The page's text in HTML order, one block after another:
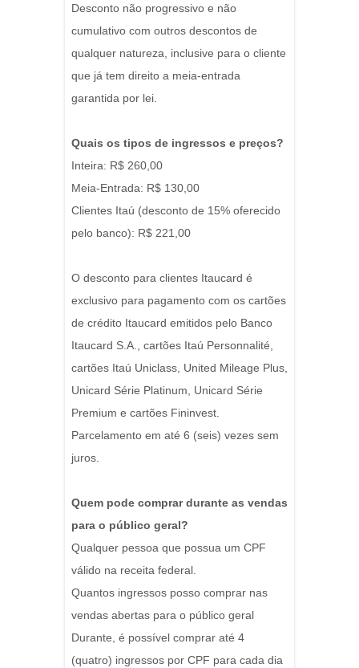
Desconto não progressivo e não
cumulativo com outros descontos de
qualquer natureza, inclusive para o cliente
que já tem direito a meia-entrada
garantida por lei.
Quais os tipos de ingressos e preços?
Inteira: R$ 260,00
Meia-Entrada: R$ 130,00
Clientes Itaú (desconto de 15% oferecido
pelo banco): R$ 221,00
O desconto para clientes Itaucard é
exclusivo para pagamento com os cartões
de crédito Itaucard emitidos pelo Banco
Itaucard S.A., cartões Itaú Personnalité,
cartões Itaú Uniclass, United Mileage Plus,
Unicard Série Platinum, Unicard Série
Premium e cartões Fininvest.
Parcelamento em até 6 (seis) vezes sem
juros.
Quem pode comprar durante as vendas
para o público geral?
Qualquer pessoa que possua um CPF
válido na receita federal.
Quantos ingressos posso comprar nas
vendas abertas para o público geral
Durante, é possível comprar até 4
(quatro) ingressos por CPF para cada dia